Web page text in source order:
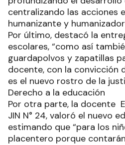
centralizando las acciones
humanizante y
Por último, destacó la
escolares, “como así
guardapolvos y zapatillas
docente, con la convicción
es el nuevo rostro de la
Derecho a la educación
Por otra parte, la docente
JIN N° 24, valoró el nuevo
estimando que “para los
placentero porque